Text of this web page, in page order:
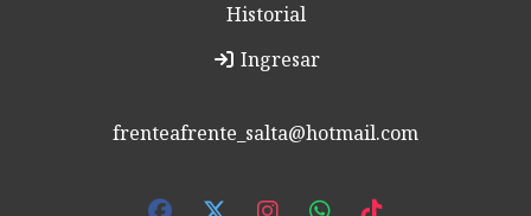
Historial
Ingresar
frenteafrente_salta@hotmail.com